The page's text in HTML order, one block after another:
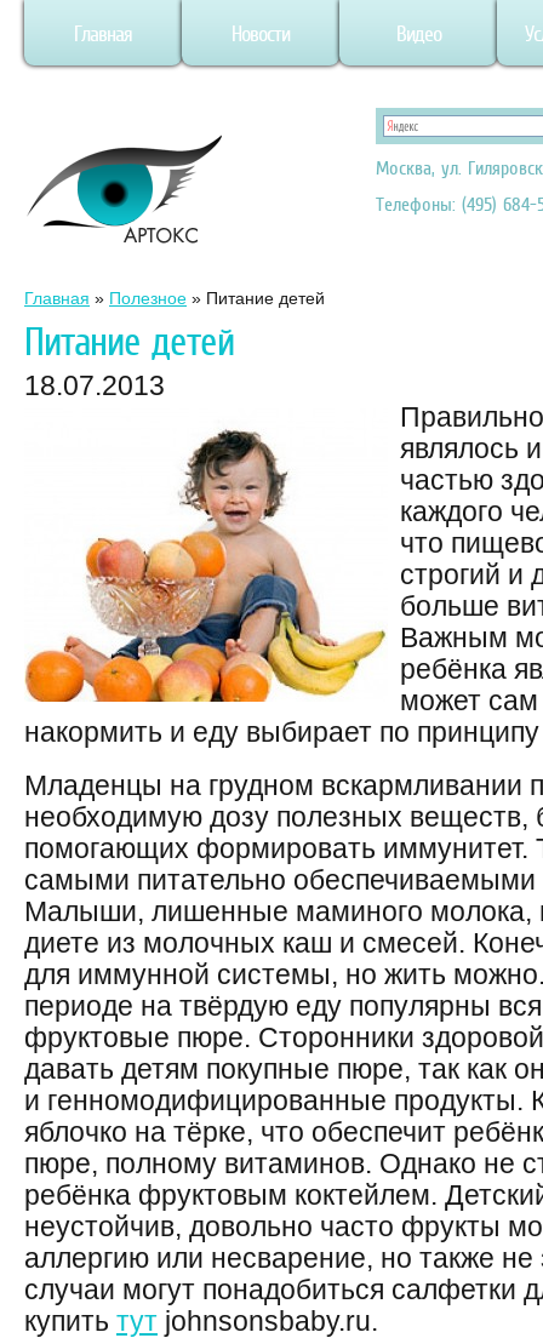
Главная Новости Видео
Москва, ул.
Телефоны: (495) 684-
Главная » Полезное » Питание детей
Питание детей
18.07.2013
являлось
частью
каждого
что
строгий и
больше
Важным
ребёнка
может сам
накормить и еду выбирает по
Младенцы на грудном вскармливании
необходимую дозу полезных веществ,
помогающих формировать иммунитет.
самыми питательно обеспечиваемыми
Малыши, лишенные маминого молока,
диете из молочных каш и смесей.
для иммунной системы, но жить
периоде на твёрдую еду популярны
фруктовые пюре. Сторонники
давать детям покупные пюре, так как
и генномодифицированные продукты.
яблочко на тёрке, что обеспечит
пюре, полному витаминов. Однако не
ребёнка фруктовым коктейлем.
неустойчив, довольно часто фрукты
аллергию или несварение, но также
случаи могут понадобиться салфетки
купить тут johnsonsbaby.ru.